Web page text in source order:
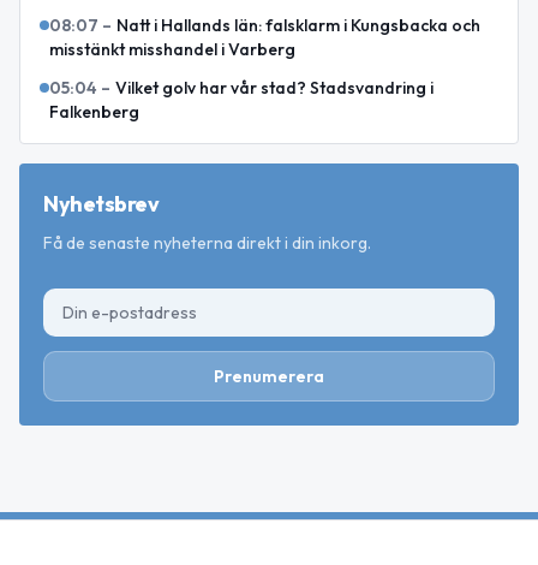
08:07 – Natt i Hallands län: falsklarm i Kungsbacka och
misstänkt misshandel i Varberg
05:04 – Vilket golv har vår stad? Stadsvandring i
Falkenberg
Nyhetsbrev
Få de senaste nyheterna direkt i din inkorg.
Prenumerera